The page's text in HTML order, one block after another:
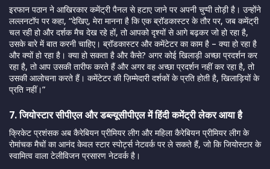
इरफान पठान ने आखिरकार कमेंट्री पैनल से हटाए जाने पर अपनी चुप्पी तोड़ी है। उन्होंने
लल्लनटॉप पर कहा, “देखिए, मेरा मानना है कि एक ब्रॉडकास्टर के तौर पर, जब कमेंट्री
चल रही हो और दर्शक मैच देख रहे हों, तो आपको दृश्यों से आगे बढ़कर जो हो रहा है,
उसके बारे में बात करनी चाहिए। ब्रॉडकास्टर और कमेंटेटर का काम है – क्या हो रहा है
और क्यों हो रहा है। क्या हो सकता है और कैसे? अगर कोई खिलाड़ी अच्छा प्रदर्शन कर
रहा है, तो आप उसकी तारीफ करते हैं और अगर वह अच्छा प्रदर्शन नहीं कर रहा है, तो
उसकी आलोचना करते हैं। कमेंटेटर की ज़िम्मेदारी दर्शकों के प्रति होती है, खिलाड़ियों के
प्रति नहीं।”
7. जियोस्टार सीपीएल और डब्ल्यूसीपीएल में हिंदी कमेंट्री लेकर आया है
क्रिकेट प्रशंसक अब कैरेबियन प्रीमियर लीग और महिला कैरेबियन प्रीमियर लीग के
रोमांचक मैचों का आनंद केवल स्टार स्पोर्ट्स नेटवर्क पर ले सकते हैं, जो कि जियोस्टार के
स्वामित्व वाला टेलीविजन प्रसारण नेटवर्क है।